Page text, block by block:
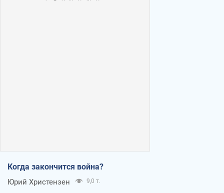
Когда закончится война?
Юрий Христензен 9,0 т.